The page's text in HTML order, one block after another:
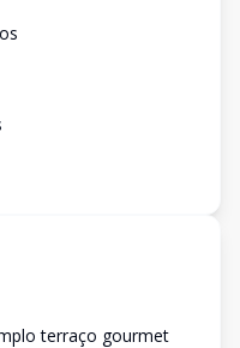
s
terraço gourmet